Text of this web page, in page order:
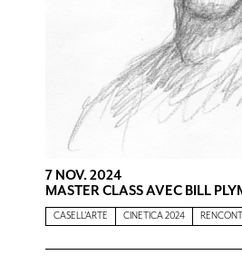
7 NOV. 2024
MASTER CLASS AVEC BILL
CASELL'ARTE CINETICA 2024